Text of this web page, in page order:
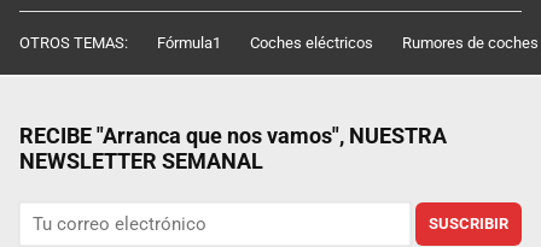
OTROS TEMAS: Fórmula1 Coches eléctricos Rumores de coches
RECIBE "Arranca que nos vamos", NUESTRA
NEWSLETTER SEMANAL
SUSCRIBIR